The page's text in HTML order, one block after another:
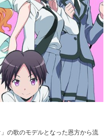
の歌のモデルとなった恩方から流